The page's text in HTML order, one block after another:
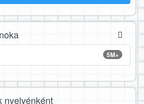
5M+
nyelvénként